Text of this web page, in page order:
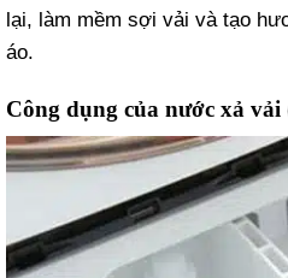
lại, làm mềm sợi vải và tạo
áo.
Công dụng của nước xả vải